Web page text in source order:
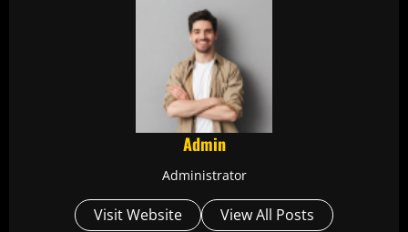
Admin
Administrator
Visit Website View All Posts